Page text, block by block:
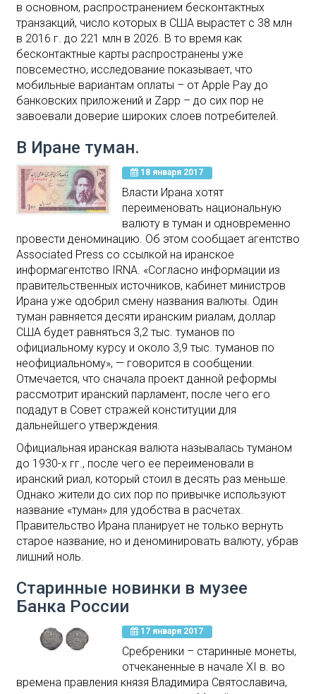
в основном, распространением бесконтактных
транзакций, число которых в США вырастет с 38 млн
в 2016 г. до 221 млн в 2026. В то время как
бесконтактные карты распространены уже
повсеместно, исследование показывает, что
мобильные вариантам оплаты – от Apple Pay до
банковских приложений и Zapp – до сих пор не
завоевали доверие широких слоев потребителей.
В Иране туман.
18 января 2017
Власти Ирана хотят
переименовать национальную
валюту в туман и одновременно
провести деноминацию. Об этом сообщает агентство
Associated Press со ссылкой на иранское
информагентство IRNA. «Согласно информации из
правительственных источников, кабинет министров
Ирана уже одобрил смену названия валюты. Один
туман равняется десяти иранским риалам, доллар
США будет равняться 3,2 тыс. туманов по
официальному курсу и около 3,9 тыс. туманов по
неофициальному», — говорится в сообщении.
Отмечается, что сначала проект данной реформы
рассмотрит иранский парламент, после чего его
подадут в Совет стражей конституции для
дальнейшего утверждения.
Официальная иранская валюта называлась туманом
до 1930-х гг., после чего ее переименовали в
иранский риал, который стоил в десять раз меньше.
Однако жители до сих пор по привычке используют
название «туман» для удобства в расчетах.
Правительство Ирана планирует не только вернуть
старое название, но и деноминировать валюту, убрав
лишний ноль.
Старинные новинки в музее
Банка России
17 января 2017
Сребреники – старинные монеты,
отчеканенные в начале XI в. во
времена правления князя Владимира Святославича,